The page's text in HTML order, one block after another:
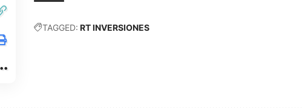
TAGGED: RT INVERSIONES